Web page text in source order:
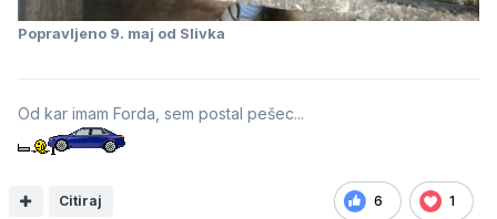
Popravljeno 9. maj od Slivka
6 1
Citiraj
Od kar imam Forda, sem postal pešec...